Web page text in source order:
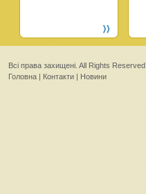
Всi права захищенi. All Rights Reserved
Головна | Контакти | Новини